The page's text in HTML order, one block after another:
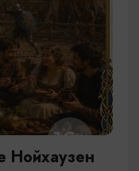
Нойхаузен